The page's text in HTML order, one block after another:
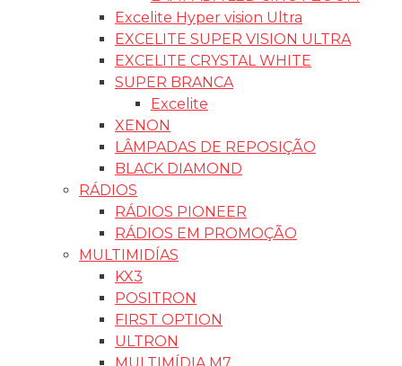
Excelite Hyper vision Ultra
EXCELITE SUPER VISION ULTRA
EXCELITE CRYSTAL WHITE
SUPER BRANCA
Excelite
XENON
LÂMPADAS DE REPOSIÇÃO
BLACK DIAMOND
RÁDIOS
RÁDIOS PIONEER
RÁDIOS EM PROMOÇÃO
MULTIMIDÍAS
KX3
POSITRON
FIRST OPTION
ULTRON